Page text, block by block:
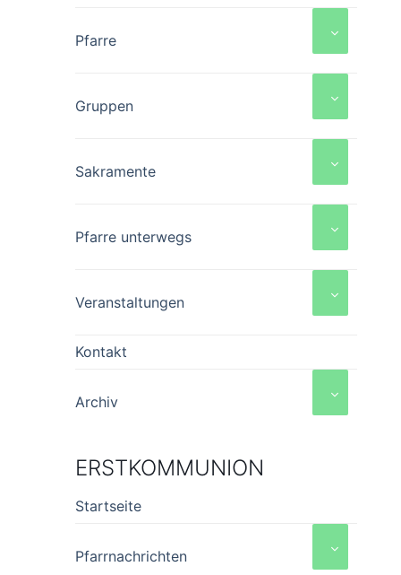
Pfarre
Gruppen
Sakramente
Pfarre unterwegs
Veranstaltungen
Kontakt
Archiv
ERSTKOMMUNION
Startseite
Pfarrnachrichten